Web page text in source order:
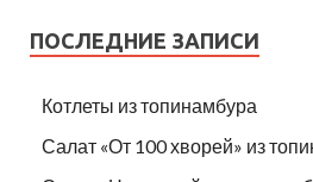
ПОСЛЕДНИЕ ЗАПИСИ
Котлеты из топинамбура
Салат «От 100 хворей» из